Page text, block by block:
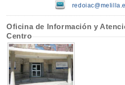
Oficina de Información y
Centro